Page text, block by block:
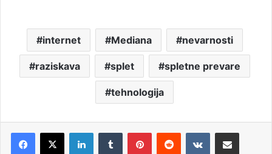
internet Mediana nevarnosti
raziskava splet spletne prevare
tehnologija